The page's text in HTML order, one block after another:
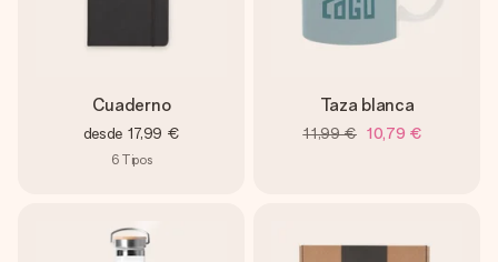
Cuaderno
desde 17,99 €
6 Tipos
Taza blanca
11,99 € 10,79 €